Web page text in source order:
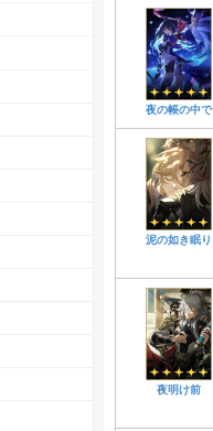
夜の帳の中で
泥の如き眠り
夜明け前